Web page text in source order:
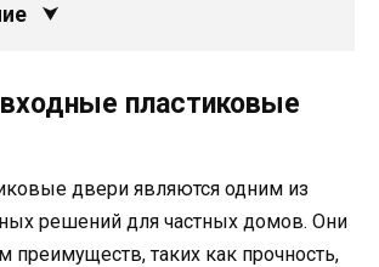
пластиковые
двери являются одним из
решений для частных домов. Они
преимуществ, таких как прочность,